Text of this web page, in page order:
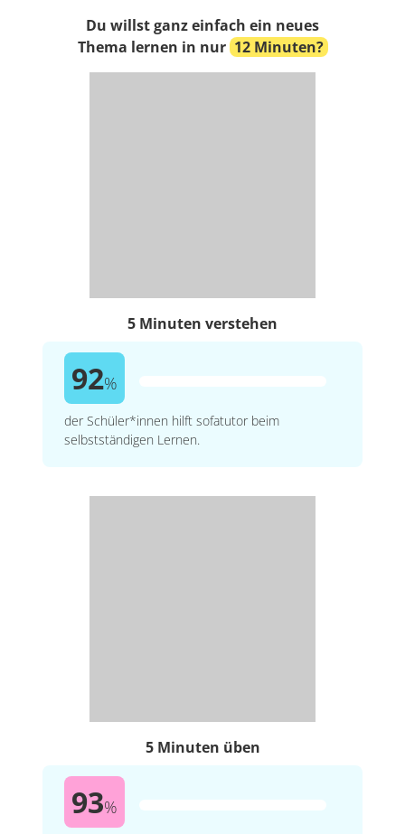
Du willst ganz einfach ein neues
Thema lernen in nur 12 Minuten?
5 Minuten verstehen
92%
der Schüler*innen hilft sofatutor beim
selbstständigen Lernen.
5 Minuten üben
93%